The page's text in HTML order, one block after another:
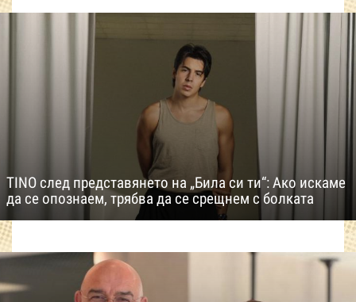
TINO след представянето на „Била си ти“: Ако искаме
да се опознаем, трябва да се срещнем с болката